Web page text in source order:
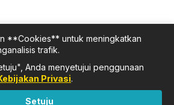
**Cookies** untuk meningkatkan
trafik.
Anda menyetujui penggunaan
Privasi.
Setuju